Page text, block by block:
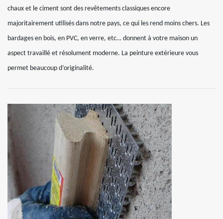
chaux et le ciment sont des revêtements classiques encore
majoritairement utilisés dans notre pays, ce qui les rend moins chers. Les
bardages en bois, en PVC, en verre, etc… donnent à votre maison un
aspect travaillé et résolument moderne. La peinture extérieure vous
permet beaucoup d’originalité.